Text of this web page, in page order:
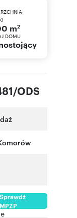
m2
DOMU
ODS
Sprawdź
MPZP